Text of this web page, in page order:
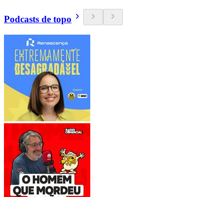
Podcasts de topo